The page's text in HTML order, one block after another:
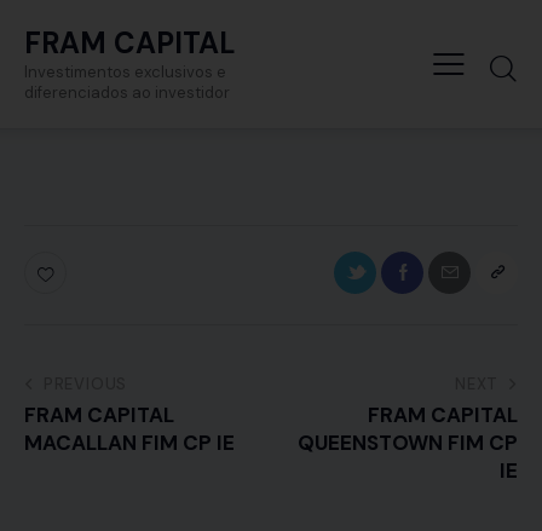
FRAM CAPITAL
Investimentos exclusivos e
diferenciados ao investidor
FRAM CAPITAL
MACALLAN FIM CP IE
FRAM CAPITAL
QUEENSTOWN FIM CP
IE